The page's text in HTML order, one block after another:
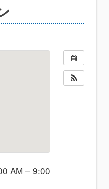
AM – 9:00